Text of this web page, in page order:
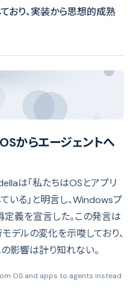
おり、実装から思想的成熟
からエージェントへ
は「私たちはOSとアプリ
いる」と明言し、Windowsプ
定義を宣言した。この発言は
デルの変化を示唆しており、
影響は計り知れない。
OS and apps to agents instead